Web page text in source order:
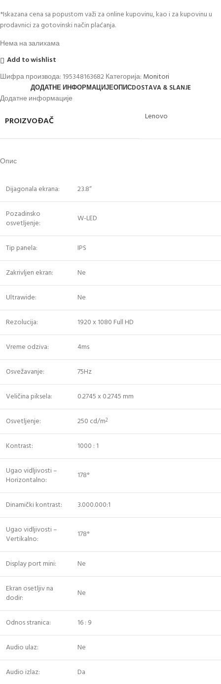
*Iskazana cena sa popustom važi za online kupovinu, kao i za kupovinu u
prodavnici za gotovinski način plaćanja.
Нема на залихама
Add to wishlist
Шифра производа: 195348163682Категорија: Monitori
ДОДАТНЕ ИНФОРМАЦИЈЕОПИСDOSTAVA & SLANJE
Додатне информације
PROIZVOĐAČ Lenovo
Опис
Dijagonala ekrana: 23.8“
Pozadinsko
osvetljenje:
W-LED
Tip panela: IPS
Zakrivljen ekran: Ne
Ultrawide: Ne
Rezolucija: 1920 x 1080 Full HD
Vreme odziva: 4ms
Osvežavanje: 75Hz
Veličina piksela: 0.2745 x 0.2745 mm
Osvetljenje: 250 cd/m2
Kontrast: 1000 : 1
Ugao vidljivosti –
Horizontalno:
178°
Dinamički kontrast: 3.000.000:1
Ugao vidljivosti –
Vertikalno:
178°
Display port mini: Ne
Ekran osetljiv na
dodir:
Ne
Odnos stranica: 16 : 9
Audio ulaz: Ne
Audio izlaz: Da